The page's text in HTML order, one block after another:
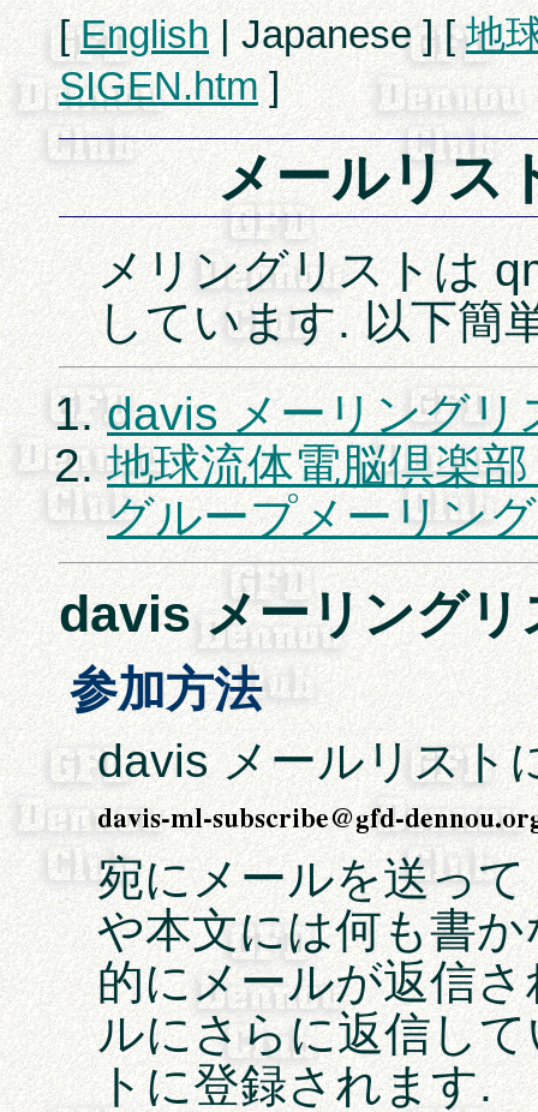
[English| Japanese ] [地
SIGEN.htm]
メールリス
メリングリストは
しています. 以下簡
davis メーリングリ
地球流体電脳倶楽
グループメーリン
davis メーリングリ
参加方法
davis メールリスト
宛にメールを送っ
や本文には何も書
的にメールが返信
ルにさらに返信し
トに登録されます.